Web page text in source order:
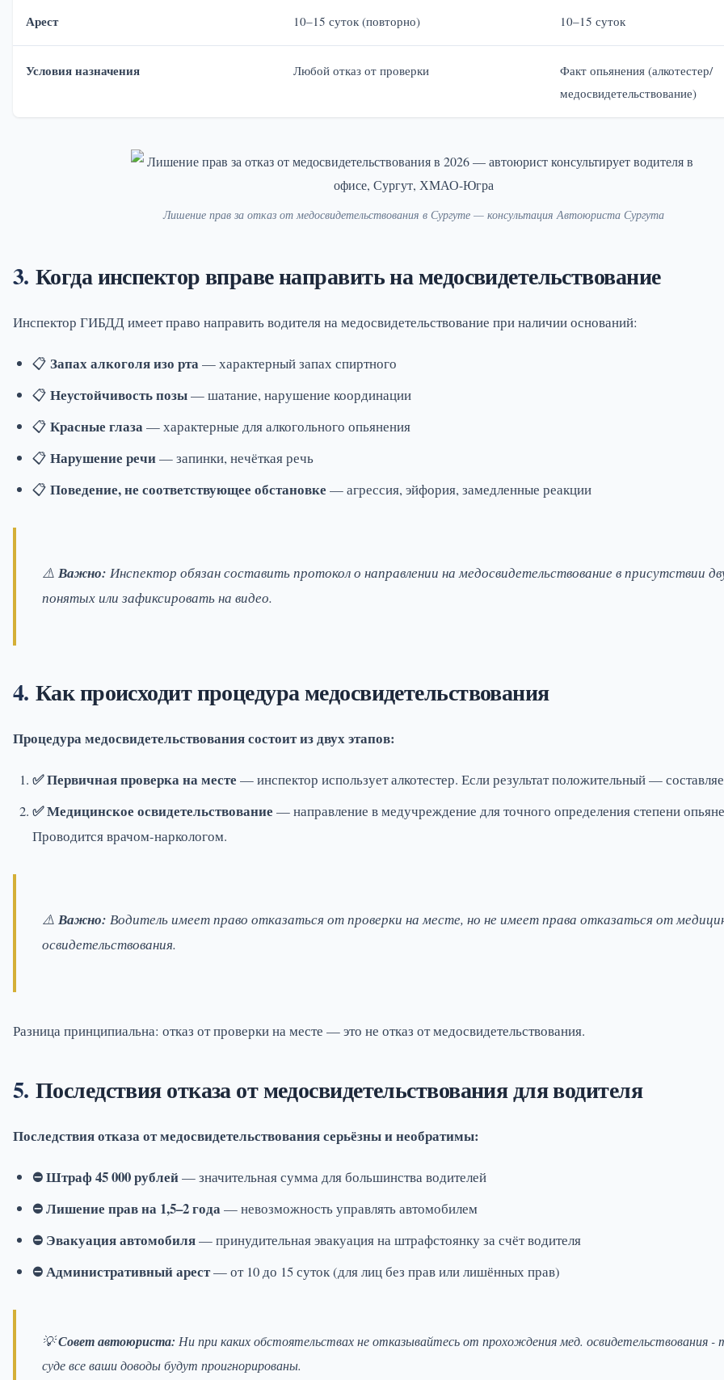
Арест 10–15 суток (повторно) 10–15 суток
Условия назначения Любой отказ от проверки
Факт опьянения (алкотестер/
медосвидетельствование)
Лишение прав за отказ от медосвидетельствования в Сургуте — консультация Автоюриста Сургута
Когда инспектор вправе направить на медосвидетельствование
Инспектор ГИБДД имеет право направить водителя на медосвидетельствование при наличии оснований:
📋 Запах алкоголя изо рта— характерный запах спиртного
📋 Неустойчивость позы— шатание, нарушение координации
📋 Красные глаза— характерные для алкогольного опьянения
📋 Нарушение речи— запинки, нечёткая речь
📋 Поведение, не соответствующее обстановке — агрессия, эйфория, замедленные реакции
⚠️ Важно: Инспектор обязан составить протокол о направлении на медосвидетельствование в присутствии
понятых или зафиксировать на видео.
Как происходит процедура медосвидетельствования
Процедура медосвидетельствования состоит из двух этапов:
✅ Первичная проверка на месте — инспектор использует алкотестер. Если результат положительный —
✅ Медицинское освидетельствование — направление в медучреждение для точного определения степени
Проводится врачом-наркологом.
⚠️ Важно: Водитель имеет право отказаться от проверки на месте, но не имеет права отказаться от
освидетельствования.
Разница принципиальна: отказ от проверки на месте — это не отказ от медосвидетельствования.
Последствия отказа от медосвидетельствования для водителя
Последствия отказа от медосвидетельствования серьёзны и необратимы:
⛔ Штраф 45 000 рублей— значительная сумма для большинства водителей
⛔ Лишение прав на 1,5–2 года— невозможность управлять автомобилем
⛔ Эвакуация автомобиля— принудительная эвакуация на штрафстоянку за счёт водителя
⛔ Административный арест— от 10 до 15 суток (для лиц без прав или лишённых прав)
💡Совет автоюриста: Ни при каких обстоятельствах не отказывайтесь от прохождения мед. освидетельствования -
суде все ваши доводы будут проигнорированы.